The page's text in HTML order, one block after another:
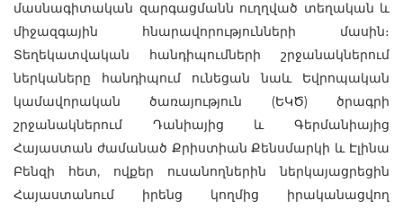
մասնագիտական զարգացմանն ուղղված տեղական և
միջազգային հնարավորությունների մասին։
Տեղեկատվական հանդիպումների շրջանակներում
ներկաները հանդիպում ունեցան նաև Եվրոպական
կամավորական ծառայություն (ԵԿԾ) ծրագրի
շրջանակներում Դանիայից և Գերմանիայից
Հայաստան ժամանած Քրիստիան Քենսմարկի և Էլինա
Բենզի հետ, ովքեր ուսանողներին ներկայացրեցին
Հայաստանում իրենց կողմից իրականացվող